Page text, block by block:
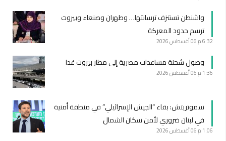
واشنطن تستنزف ترسانتها… وطهران وصنعاء وبيروت
ترسم حدود المعركة
6:32 م 06 أغسطس 2026
وصول شحنة مساعدات مصرية إلى مطار بيروت غدا
1:36 م 06 أغسطس 2026
سموتريتش: بقاء “الجيش الإسرائيلي” في منطقة أمنية
في لبنان ضروري لأمن سكان الشمال
1:06 م 06 أغسطس 2026